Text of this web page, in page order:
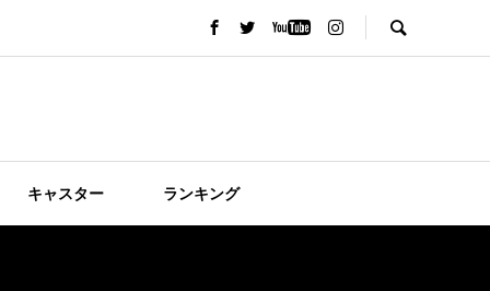
キャスター ランキング